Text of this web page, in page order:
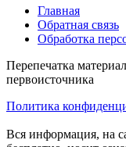
Главная
Обратная связь
Обработка
Перепечатка
первоисточника
Политика
Вся информация, на